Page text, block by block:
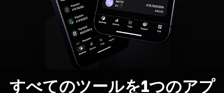
すべてのツールを1つのアプ